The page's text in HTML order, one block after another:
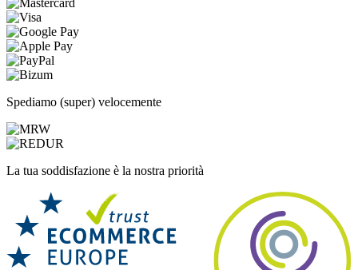
Spediamo (super) velocemente
La tua soddisfazione è la nostra priorità